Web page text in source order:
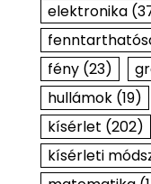
elektronika
fény(23)
hullámok(19)
kísérlet (202)
kísérleti